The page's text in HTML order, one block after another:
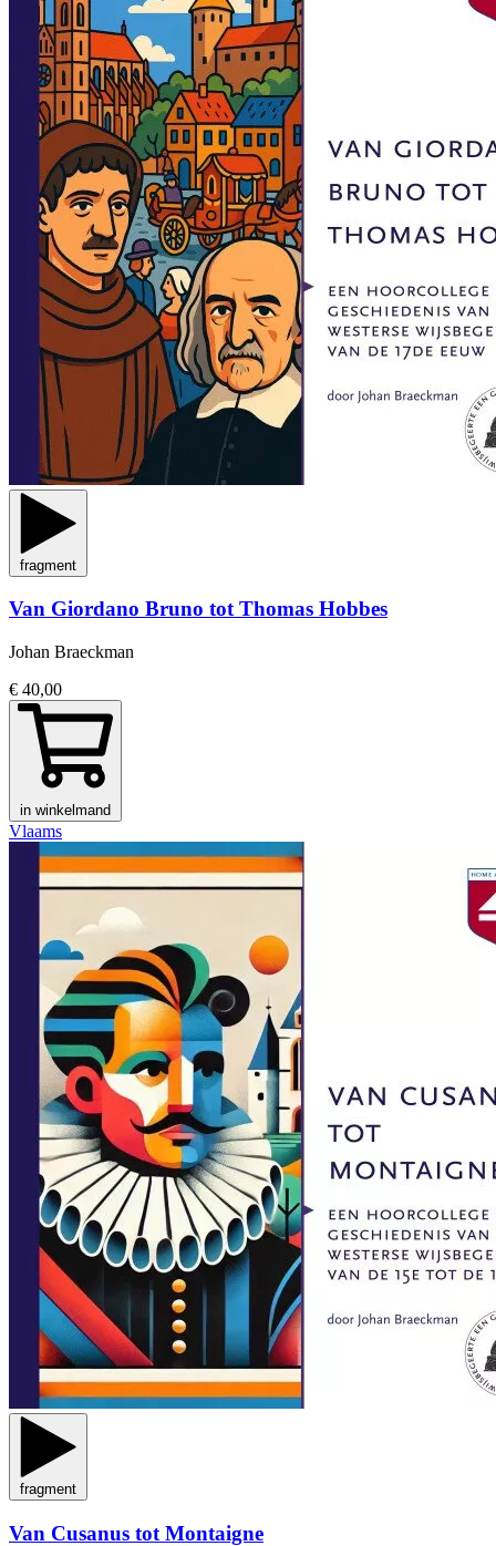
fragment
Van Giordano Bruno tot Thomas Hobbes
Johan Braeckman
€ 40,00
in winkelmand
Vlaams
fragment
Van Cusanus tot Montaigne